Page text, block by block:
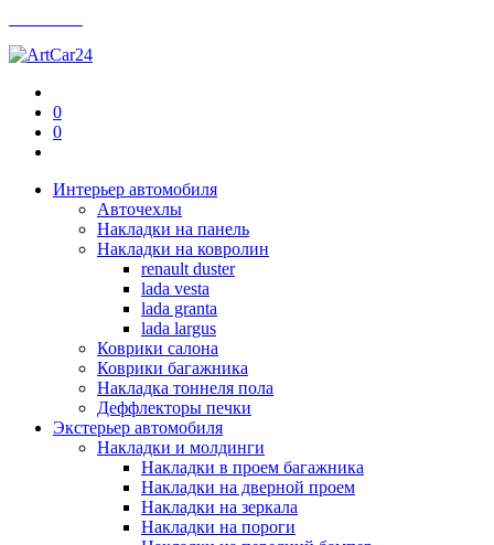
0
0
Интерьер автомобиля
Авточехлы
Накладки на панель
Накладки на ковролин
renault duster
lada vesta
lada granta
lada largus
Коврики салона
Коврики багажника
Накладка тоннеля пола
Деффлекторы печки
Экстерьер автомобиля
Накладки и молдинги
Накладки в проем багажника
Накладки на дверной проем
Накладки на зеркала
Накладки на пороги